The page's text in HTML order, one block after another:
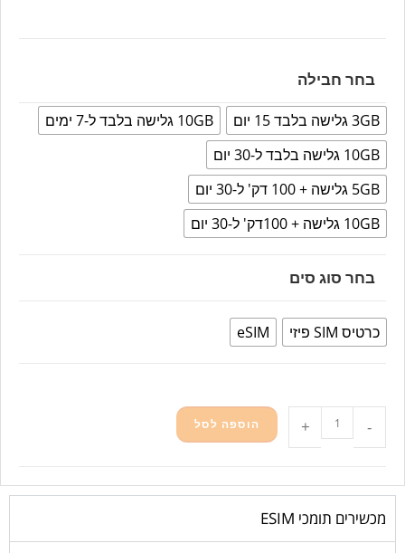
בחר חבילה
3GB גלישה בלבד 15 יום
10GB גלישה בלבד ל-7 ימים
10GB גלישה בלבד ל-30 יום
5GB גלישה + 100 דק' ל-30 יום
10GB גלישה + 100דק' ל-30 יום
בחר סוג סים
כרטיס SIM פיזי eSIM
-
+ הוספה לסל
מכשירים תומכי ESIM